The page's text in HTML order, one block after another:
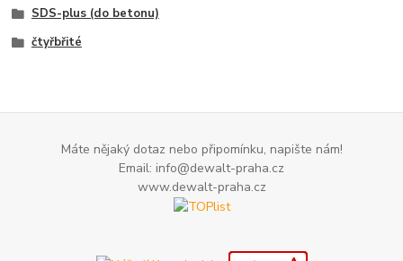
SDS-plus (do betonu)
čtyřbřité
Máte nějaký dotaz nebo připomínku, napište nám!
Email: info@dewalt-praha.cz
www.dewalt-praha.cz